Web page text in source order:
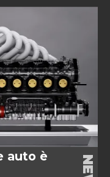
auto è